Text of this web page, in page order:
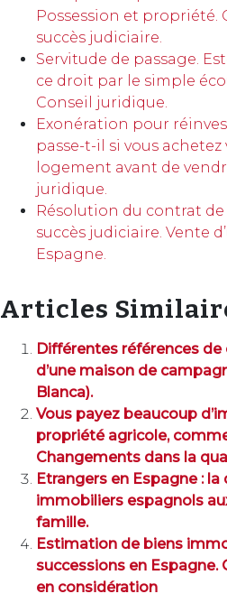
Possession et propriété.
succès judiciaire.
Servitude de passage.
ce droit par le simple
Conseil juridique.
Exonération pour
passe-t-il si vous
logement avant de
juridique.
Résolution du contrat de
succès judiciaire. Vente
Espagne.
Articles
Différentes références
d’une maison de
Blanca).
Vous payez beaucoup
propriété agricole,
Changements dans la
Etrangers en Espagne :
immobiliers espagnols
famille.
Estimation de biens
successions en Espagne.
en considération